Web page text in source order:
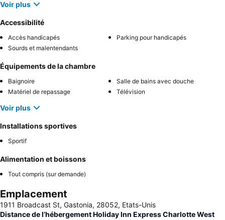
Voir plus
Accessibilité
Accès handicapés
Parking pour handicapés
Sourds et malentendants
Équipements de la chambre
Baignoire
Salle de bains avec douche
Matériel de repassage
Télévision
Voir plus
Installations sportives
Sportif
Alimentation et boissons
Tout compris (sur demande)
Emplacement
1911 Broadcast St, Gastonia, 28052, Etats-Unis
Distance de l’hébergement Holiday Inn Express Charlotte West